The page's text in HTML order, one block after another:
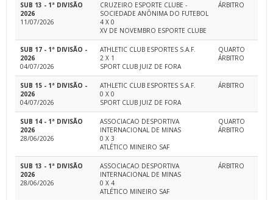
SUB 13 - 1ª DIVISÃO
2026
11/07/2026
CRUZEIRO ESPORTE CLUBE -
SOCIEDADE ANÔNIMA DO FUTEBOL
4 X 0
XV DE NOVEMBRO ESPORTE CLUBE
ÁRBITRO
SUB 17 - 1ª DIVISÃO -
2026
04/07/2026
ATHLETIC CLUB ESPORTES S.A.F.
2 X 1
SPORT CLUB JUIZ DE FORA
QUARTO
ÁRBITRO
SUB 15 - 1ª DIVISÃO -
2026
04/07/2026
ATHLETIC CLUB ESPORTES S.A.F.
0 X 0
SPORT CLUB JUIZ DE FORA
ÁRBITRO
SUB 14 - 1ª DIVISÃO
2026
28/06/2026
ASSOCIACAO DESPORTIVA
INTERNACIONAL DE MINAS
0 X 3
ATLÉTICO MINEIRO SAF
QUARTO
ÁRBITRO
SUB 13 - 1ª DIVISÃO
2026
28/06/2026
ASSOCIACAO DESPORTIVA
INTERNACIONAL DE MINAS
0 X 4
ATLÉTICO MINEIRO SAF
ÁRBITRO